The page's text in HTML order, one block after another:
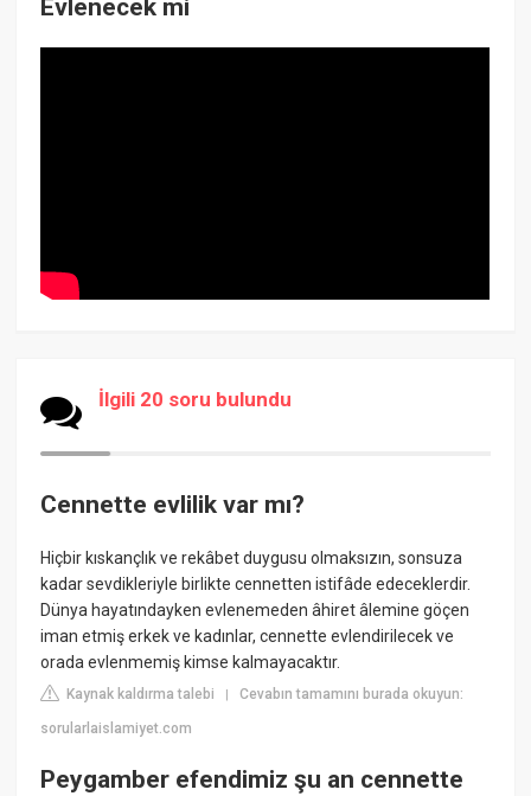
Evlenecek mi
İlgili 20 soru bulundu
Cennette evlilik var mı?
Hiçbir kıskançlık ve rekâbet duygusu olmaksızın, sonsuza
kadar sevdikleriyle birlikte cennetten istifâde edeceklerdir.
Dünya hayatındayken evlenemeden âhiret âlemine göçen
iman etmiş erkek ve kadınlar, cennette evlendirilecek ve
orada evlenmemiş kimse kalmayacaktır.
Kaynak kaldırma talebi |Cevabın tamamını burada okuyun:
sorularlaislamiyet.com
Peygamber efendimiz şu an cennette